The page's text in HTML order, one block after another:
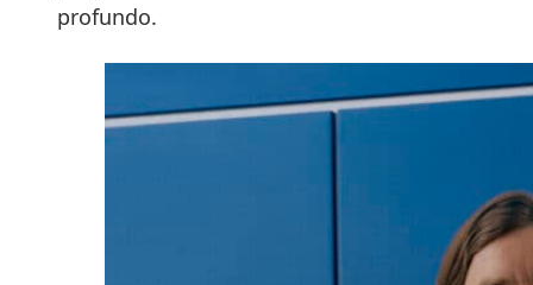
profundo.